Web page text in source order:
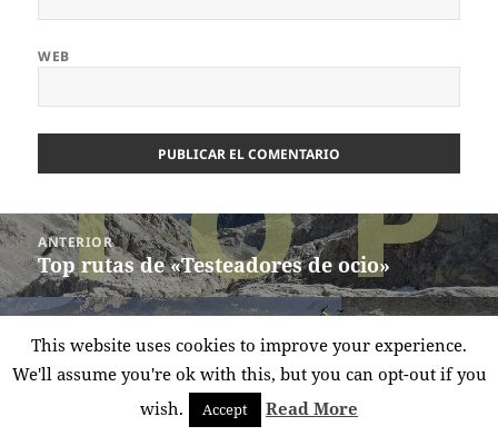
WEB
Navegación
de
entradas
ANTERIOR
Entrada
anterior:
Top rutas de «Testeadores de ocio»
Entrada
siguiente:
BTT Vuelta a Urbasa
Funciona gracias a WordPress
This website uses cookies to improve your experience.
We'll assume you're ok with this, but you can opt-out if you
wish.
Accept Read More